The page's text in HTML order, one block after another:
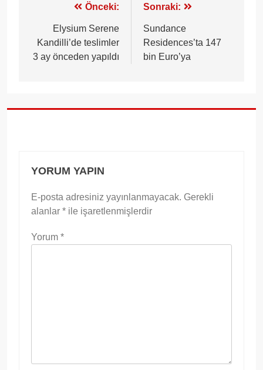
gezinmesi
Önceki:
Elysium Serene
Kandilli’de teslimler
3 ay önceden yapıldı
Sonraki:
Sundance
Residences’ta 147
bin Euro’ya
YORUM YAPIN
E-posta adresiniz yayınlanmayacak. Gerekli
alanlar * ile işaretlenmişlerdir
Yorum *